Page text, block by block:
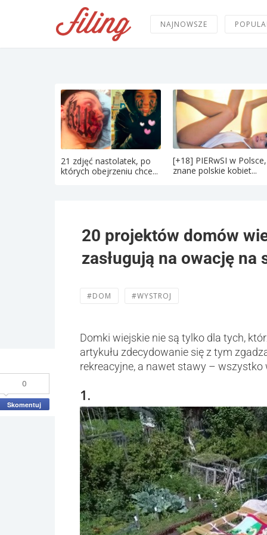
NAJNOWSZE
21 zdjęć nastolatek, po
których obejrzeniu chce...
[+18] PIERwSI w
znane polskie kobiet...
20 projektów domów
zasługują na owację na
#DOM #WYSTROJ
0
Skomentuj
Domki wiejskie nie są tylko dla tych,
artykułu zdecydowanie się z tym
rekreacyjne, a nawet stawy – wszystko
1.